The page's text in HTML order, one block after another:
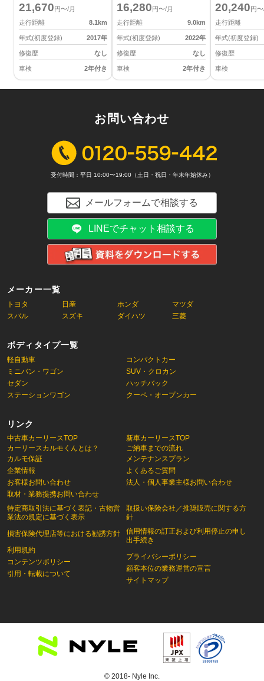
21,670円〜/月
走行距離
8.1km
年式(初度登録) 2017年
修復歴 なし
車検 2年付き
16,280円〜/月
走行距離
9.0km
年式(初度登録) 2022年
修復歴 なし
車検 2年付き
20,240円
走行距離
年式(初度登録)
修復歴
車検
メーカー一覧
トヨタ 日産 ホンダ
マツダ
スバル
スズキ ダイハツ 三菱
ボディタイプ一覧
軽自動車
コンパクトカー
ミニバン・ワゴン
SUV・クロカン
セダン
ハッチバック
ステーションワゴン
クーペ・オープンカー
リンク
中古車カーリースTOP
カーリースカルモくんとは？
新車カーリースTOP
ご納車までの流れ
カルモ保証
企業情報
お客様お問い合わせ
取材・業務提携お問い合わせ
特定商取引法に基づく表記・古物営
業法の規定に基づく表示
損害保険代理店等における勧誘方針
利用規約
コンテンツポリシー
引用・転載について
メンテナンスプラン
よくあるご質問
法人・個人事業主様お問い合わせ
取扱い保険会社／推奨販売に関する方
針
信用情報の訂正および利用停止の申し
出手続き
プライバシーポリシー
顧客本位の業務運営の宣言
サイトマップ
お問い合わせ
受付時間：平日 10:00〜19:00（土日・祝日・年末年始休み）
メールフォームで相談する
LINEでチャット相談する
© 2018- Nyle Inc.